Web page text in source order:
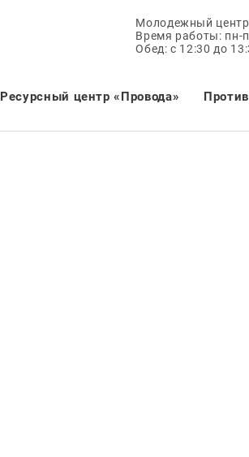
Молодежный
Время работы: пн-
Обед: с 12:30 до
Ресурсный центр «Провода»